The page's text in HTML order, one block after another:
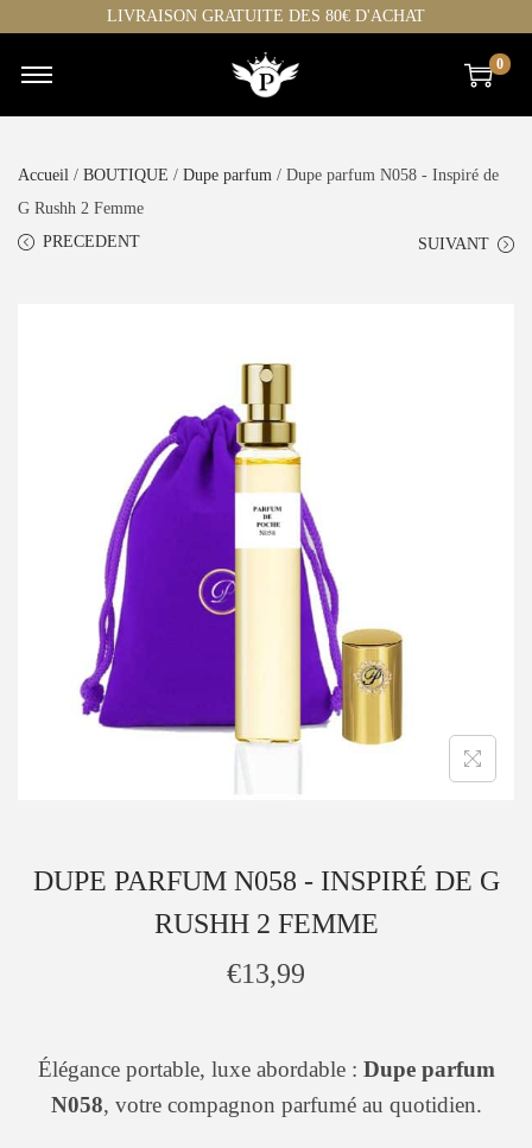
LIVRAISON GRATUITE DES 80€ D'ACHAT
0
Accueil / BOUTIQUE / Dupe parfum / Dupe parfum N058 - Inspiré de
G Rushh 2 Femme
PRECEDENT
SUIVANT
DUPE PARFUM N058 - INSPIRÉ DE G
RUSHH 2 FEMME
€13,99
Élégance portable, luxe abordable : Dupe parfum
N058, votre compagnon parfumé au quotidien.